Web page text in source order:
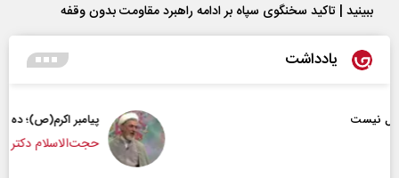
ببینید | تاکید سخنگوی سپاه بر ادامه راهبرد مقاومت بدون وقفه
یادداشت
پیامبر اکرم(ص)؛ ده ویژگی و چهار وظیفه مؤمنان
حجت‌الاسلام دکتر ناصر رفیعی - پژوهشگر مسائل